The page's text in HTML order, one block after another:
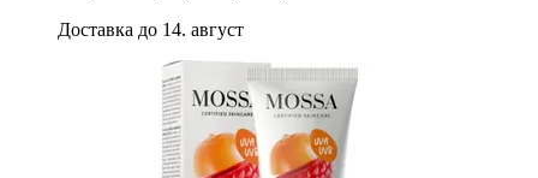
Доставка до 14. август